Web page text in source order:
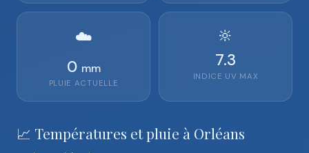
☁️
0 mm
PLUIE ACTUELLE
🔆
7.3
INDICE UV MAX
📈 Températures et pluie à Orléans